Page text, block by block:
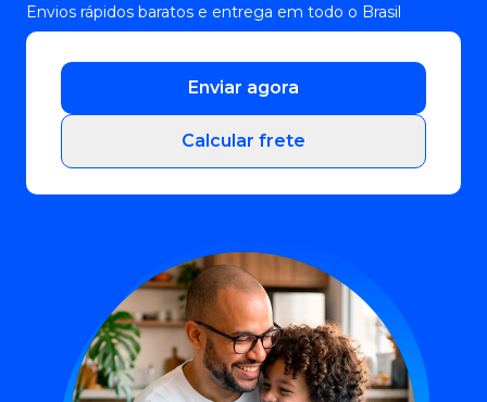
Envios rápidos baratos e entrega em todo o Brasil
Enviar agora
Calcular frete